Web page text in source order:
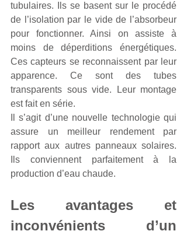
tubulaires. Ils se basent sur le procédé
de l’isolation par le vide de l’absorbeur
pour fonctionner. Ainsi on assiste à
moins de déperditions énergétiques.
Ces capteurs se reconnaissent par leur
apparence. Ce sont des tubes
transparents sous vide. Leur montage
est fait en série.
Il s’agit d’une nouvelle technologie qui
assure un meilleur rendement par
rapport aux autres panneaux solaires.
Ils conviennent parfaitement à la
production d’eau chaude.
Les avantages et
inconvénients d’un